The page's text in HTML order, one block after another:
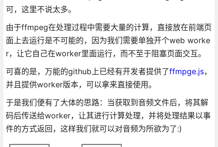
可，这里不说太多。
由于ffmpeg在处理过程中需要大量的计算，直接放在前端页
面上去运行是不可能的，因为我们需要单独开个web worke
r，让它自己在worker里面运行，而不至于阻塞页面交互。
可喜的是，万能的github上已经有开发者提供了ffmpge.js，
并且提供worker版本，可以拿来直接使用。
于是我们便有了大体的思路：当获取到音频文件后，将其解
码后传送给worker，让其进行计算处理，并将处理结果以事
件的方式返回，这样我们就可以对音频为所欲为了:)